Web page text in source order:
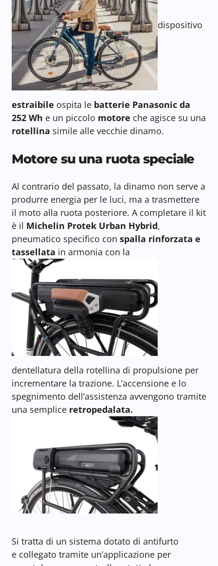
dispositivo
estraibile ospita le batterie Panasonic da
252 Wh e un piccolo motore che agisce su una
rotellina simile alle vecchie dinamo.
Motore su una ruota speciale
Al contrario del passato, la dinamo non serve a
produrre energia per le luci, ma a trasmettere
il moto alla ruota posteriore. A completare il kit
è il Michelin Protek Urban Hybrid,
pneumatico specifico con spalla rinforzata e
tassellata in armonia con la
dentellatura della rotellina di propulsione per
incrementare la trazione. L’accensione e lo
spegnimento dell’assistenza avvengono tramite
una semplice retropedalata.
Si tratta di un sistema dotato di antifurto
e collegato tramite un’applicazione per